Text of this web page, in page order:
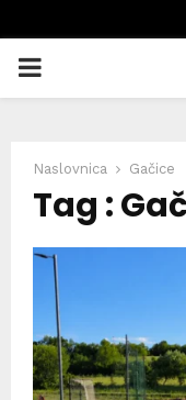
PRIMARY
Naslovnica Gačice
Tag :